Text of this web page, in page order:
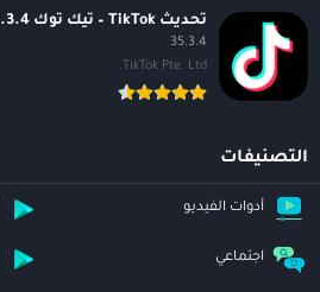
تحديث TikTok – تيك توك 35.3.4
35.3.4
TikTok Pte. Ltd.
التصنيفات
أدوات الفيديو
اجتماعي